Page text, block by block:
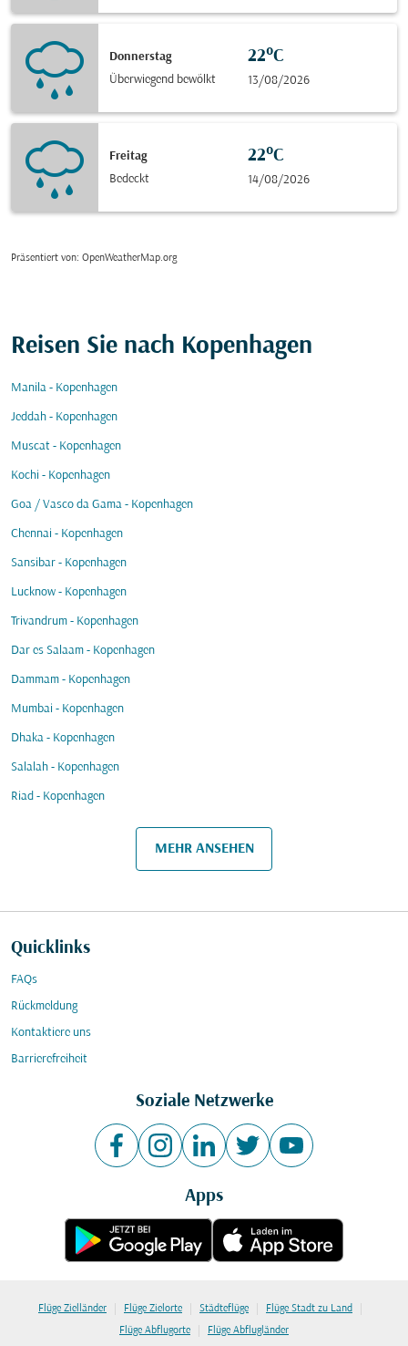
Donnerstag
Überwiegend bewölkt
22°C
13/08/2026
Freitag
Bedeckt
22°C
14/08/2026
Präsentiert von: OpenWeatherMap.org
Reisen Sie nach Kopenhagen
Manila - Kopenhagen
Jeddah - Kopenhagen
Muscat - Kopenhagen
Kochi - Kopenhagen
Goa / Vasco da Gama - Kopenhagen
Chennai - Kopenhagen
Sansibar - Kopenhagen
Lucknow - Kopenhagen
Trivandrum - Kopenhagen
Dar es Salaam - Kopenhagen
Dammam - Kopenhagen
Mumbai - Kopenhagen
Dhaka - Kopenhagen
Salalah - Kopenhagen
Riad - Kopenhagen
MEHR ANSEHEN
Quicklinks
FAQs
Rückmeldung
Kontaktiere uns
Barrierefreiheit
Soziale Netzwerke
Apps
Flüge Zielländer | Flüge Zielorte | Städteflüge | Flüge Stadt zu Land |
Flüge Abflugorte | Flüge Abflugländer